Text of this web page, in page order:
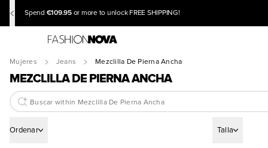
Spend €109.95 or more to unlock FREE SHIPPING!
Mujeres Jeans Mezclilla De Pierna Ancha
MEZCLILLA DE PIERNA ANCHA
Ordenar Talla